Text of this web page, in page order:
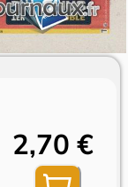
2,70 €